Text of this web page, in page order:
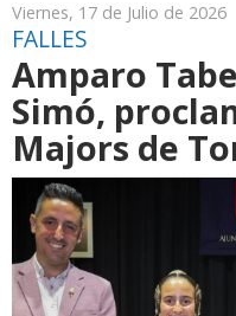
Viernes, 17 de Julio de 2026
FALLES
Amparo
Simó,
Majors de